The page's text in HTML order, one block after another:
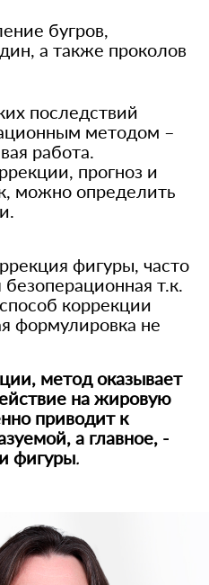
бугров,
а также проколов
последствий
методом –
работа.
прогноз и
можно определить
фигуры, часто
т.к.
коррекции
формулировка не
метод оказывает
на жировую
приводит к
а главное, -
фигуры.